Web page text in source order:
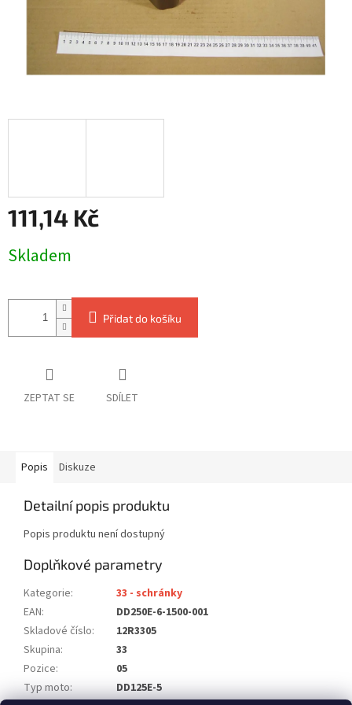
111,14 Kč
cena:
Skladem
Přidat do košíku
ZEPTAT SE SDÍLET
Popis Diskuze
Detailní popis produktu
Popis produktu není dostupný
Doplňkové parametry
Kategorie:
33 - schránky
EAN:
DD250E-6-1500-001
Skladové číslo:
12R3305
Skupina:
33
Pozice:
05
Typ moto:
DD125E-5